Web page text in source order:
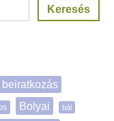
beiratkozás
Bolyai bál